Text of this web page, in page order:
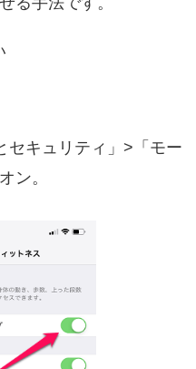
セキュリティ」>「モー
ン。